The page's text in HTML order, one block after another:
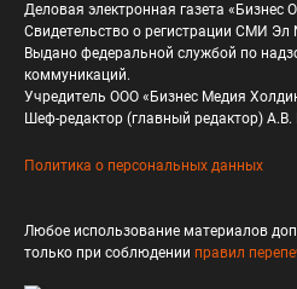
Деловая электронная газета «Бизнес
Свидетельство о регистрации СМИ
Выдано федеральной службой по
коммуникаций.
Учредитель ООО «Бизнес Медия
Шеф-редактор (главный редактор)
Политика о персональных данных
Любое использование материалов
только при соблюдении правил